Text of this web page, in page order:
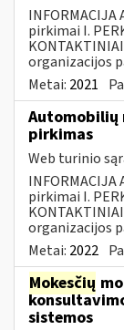
INFORMACIJA
pirkimai I.
organizacijos
Metai: 2021
Automobilių
pirkimas
Web turinio
INFORMACIJA
pirkimai I.
organizacijos
Metai: 2022
Mokesčių
sistemos